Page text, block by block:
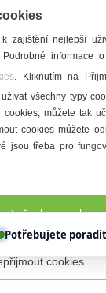
G. Masaryk
Mandloně
Ubytování
Restaurace
muzeum a
meníčka
Správce webu
zajištění nejlepší
informace
. Kliknutím na
všechny typy
můžete tak
cookies můžete
jsou třeba pro
všechny cookies
cookies
poradit?